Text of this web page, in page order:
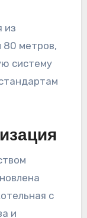
из
80 метров,
систему
с
и